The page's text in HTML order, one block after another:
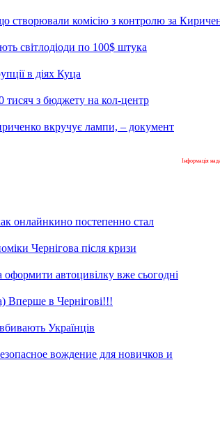
створювали комісію з контролю за
світлодіоди по 100$ штука
в діях Куца
з бюджету на кол-центр
вкручує лампи, – документ
Інформація
онлайнкино постепенно стал
Чернігова після кризи
автоцивілку вже сьогодні
Вперше в Чернігові!!!
Українців
вождение для новичков и